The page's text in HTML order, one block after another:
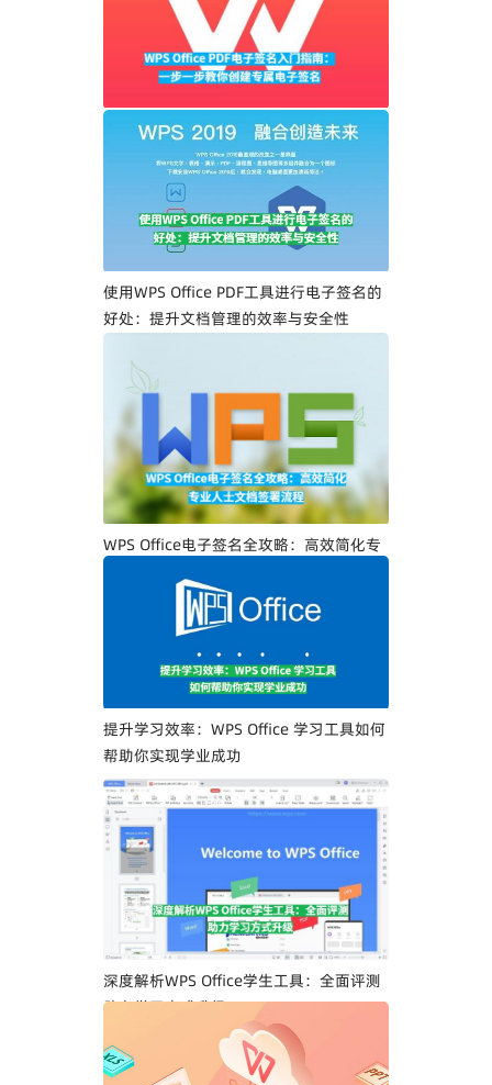
WPS Office PDF电子签名入门指南：一步
一步教你创建专属电子签名
使用WPS Office PDF工具进行电子签名的
好处：提升文档管理的效率与安全性
WPS Office电子签名全攻略：高效简化专
提升学习效率：WPS Office 学习工具如何
帮助你实现学业成功
深度解析WPS Office学生工具：全面评测
助力学习方式升级